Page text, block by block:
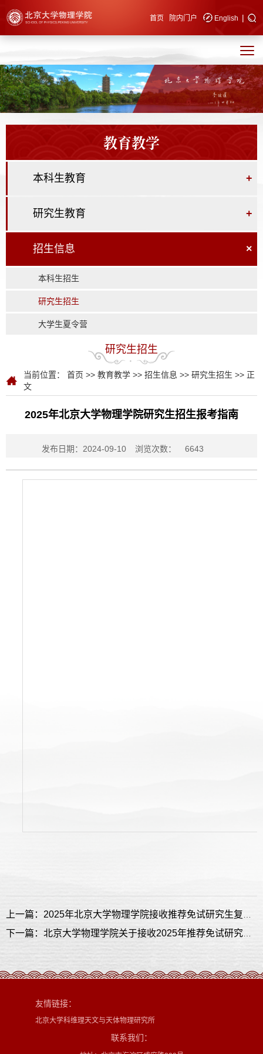
快速导航 首页 院内门户 English |
教育教学
本科生教育 +
研究生教育 +
招生信息 ×
本科生招生
研究生招生
大学生夏令营
研究生招生
当前位置： 首页 >> 教育教学 >> 招生信息 >> 研究生招生 >> 正
文
2025年北京大学物理学院研究生招生报考指南
发布日期：2024-09-10 浏览次数： 6643
友情链接：
北京大学科维理天文与天体物理研究所
联系我们：